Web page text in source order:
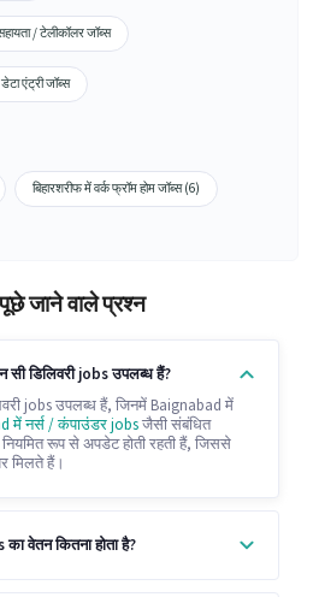
/ टेलीकॉलर जॉब्स
एंट्री जॉब्स
बिहारशरीफ में वर्क फ्रॉम होम जॉब्स (6)
जाने वाले प्रश्न
डिलिवरी jobs उपलब्ध हैं?
jobs उपलब्ध हैं, जिनमें Baignabad में
में नर्स / कंपाउंडर jobsजैसी संबंधित
रूप से अपडेट होती रहती हैं, जिससे
मिलते हैं।
वेतन कितना होता है?